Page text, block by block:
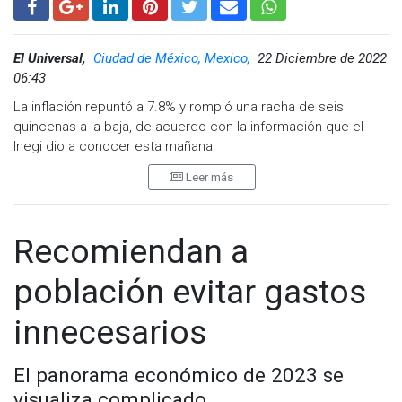
El Universal, Ciudad de México, Mexico, 22 Diciembre de 2022
06:43
La inflación repuntó a 7.8% y rompió una racha de seis
quincenas a la baja, de acuerdo con la información que el
Inegi dio a conocer esta mañana.
Se trata del primer repunte inflacionario tras alcanzar un pico
La inflación es conocida como el impuesto de los pobres
La carestía no había sido superior a 7% en una primera
quincena de diciembre desde hace 22 años.
previsto por las 30 instituciones financieras consultadas por
CitiBanamex esta semana.
Leer más
Recomiendan a
población evitar gastos
innecesarios
El panorama económico de 2023 se